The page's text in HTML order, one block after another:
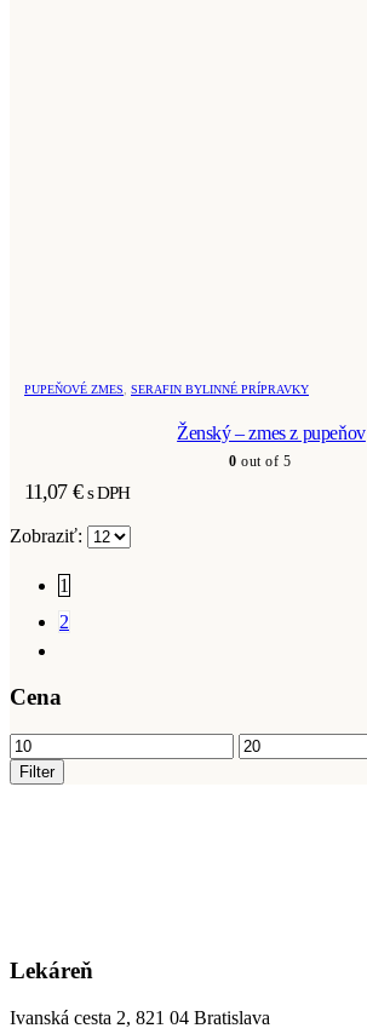
PUPEŇOVÉ ZMES SERAFIN BYLINNÉ PRÍPRAVKY
Ženský – zmes z pupeňov
0 out of 5
11,07 € s DPH
Zobraziť:
1
2
Cena
Minimálna
cena
Maximálna
cena
Filter
Lekáreň
Ivanská cesta 2, 821 04 Bratislava